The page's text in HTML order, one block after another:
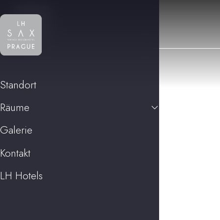
Standort
Räume
Galerie
Kontakt
LH Hotels